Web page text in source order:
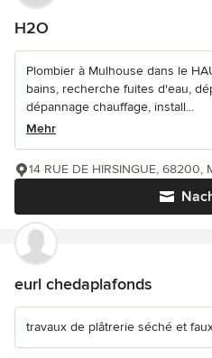
H2O
Plombier à Mulhouse dans le
bains, recherche fuites d'eau,
dépannage chauffage, install...
Mehr
14 RUE DE HIRSINGUE, 68200,
eurl chedaplafonds
travaux de plâtrerie séché et